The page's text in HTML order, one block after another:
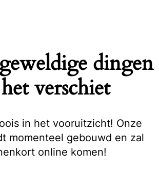
dingen
verschiet
in het vooruitzicht! Onze
momenteel gebouwd en zal
online komen!